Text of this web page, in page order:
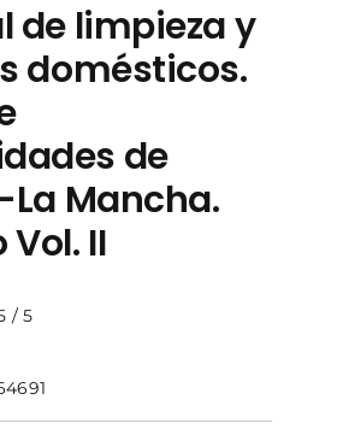
de limpieza y
domésticos.
de
Mancha.
II
/5